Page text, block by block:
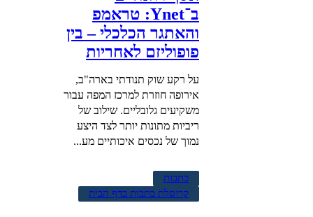
ב־Ynet: טראמפ
והאתגר הכלכלי – בין
פופוליזם לאחריות
על רקע שוק תנודתי בארה"ב,
אירופה חוזרת למרכז המפה עבור
משקיעים גלובליים. שילוב של
ריביות מתונות יותר לצד היצע
נמוך של נכסים איכותיים מע...
כתבות
קרוסלת כתבות בדף הבית